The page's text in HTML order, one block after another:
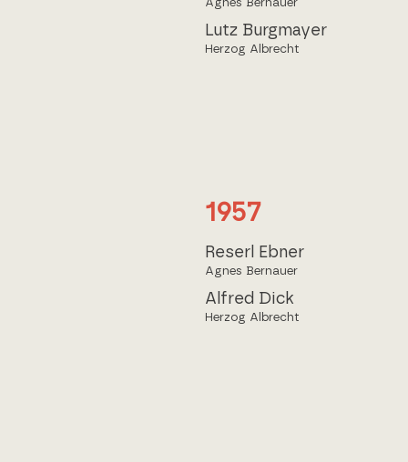
Agnes Bernauer
Lutz Burgmayer
Herzog Albrecht
1957
Reserl Ebner
Agnes Bernauer
Alfred Dick
Herzog Albrecht